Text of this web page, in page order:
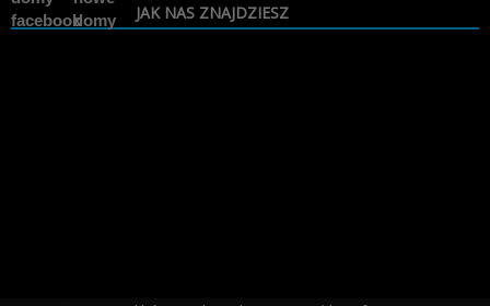
JAK NAS ZNAJDZIESZ